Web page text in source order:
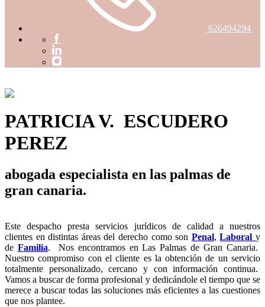
626494294
PATRICIA V. ESCUDERO
PEREZ
abogada especialista en las palmas de
gran canaria.
Este despacho presta servicios jurídicos de calidad a nuestros
clientes en distintas áreas del derecho como son Penal,Laboraly
de Familia. Nos encontramos en Las Palmas de Gran Canaria.
Nuestro compromiso con el cliente es la obtención de un servicio
totalmente personalizado, cercano y con información continua.
Vamos a buscar de forma profesional y dedicándole el tiempo que se
merece a buscar todas las soluciones más eficientes a las cuestiones
que nos plantee.